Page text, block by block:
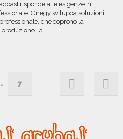
risponde alle esigenze in
Cinegy sviluppa soluzioni
che coprono la
la...
7